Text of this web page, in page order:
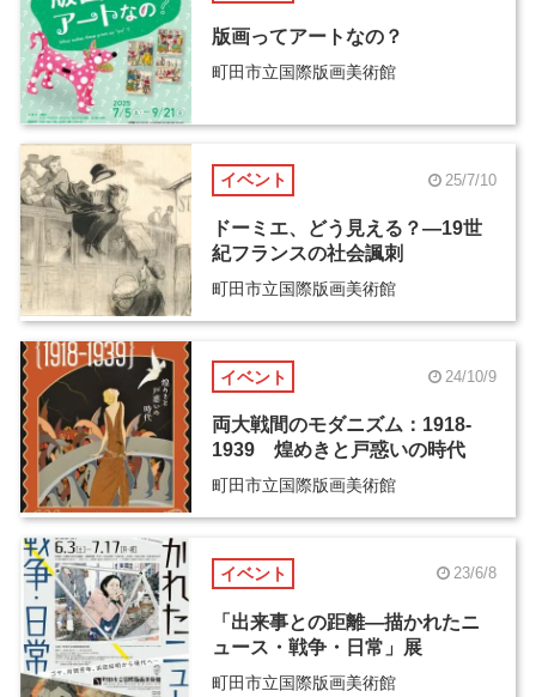
版画ってアートなの？
町田市立国際版画美術館
イベント 25/7/10
ドーミエ、どう見える？―19世
紀フランスの社会諷刺
町田市立国際版画美術館
イベント 24/10/9
両大戦間のモダニズム：1918-
1939 煌めきと戸惑いの時代
町田市立国際版画美術館
イベント 23/6/8
「出来事との距離―描かれたニ
ュース・戦争・日常」展
町田市立国際版画美術館